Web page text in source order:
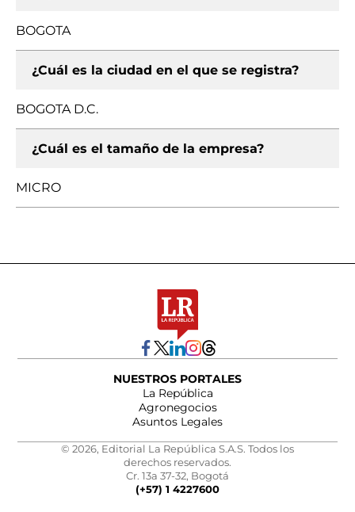
BOGOTA
¿Cuál es la ciudad en el que se registra?
BOGOTA D.C.
¿Cuál es el tamaño de la empresa?
MICRO
NUESTROS PORTALES
La República
Agronegocios
Asuntos Legales
© 2026, Editorial La República S.A.S. Todos los
derechos reservados.
Cr. 13a 37-32, Bogotá
(+57) 1 4227600